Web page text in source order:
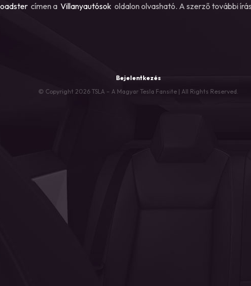
címen a Villanyautósok oldalon olvasható. A szerző további
Bejelentkezés
© Copyright 2026 TSLA – A Magyar Tesla Fansite | All Rights Reserved.